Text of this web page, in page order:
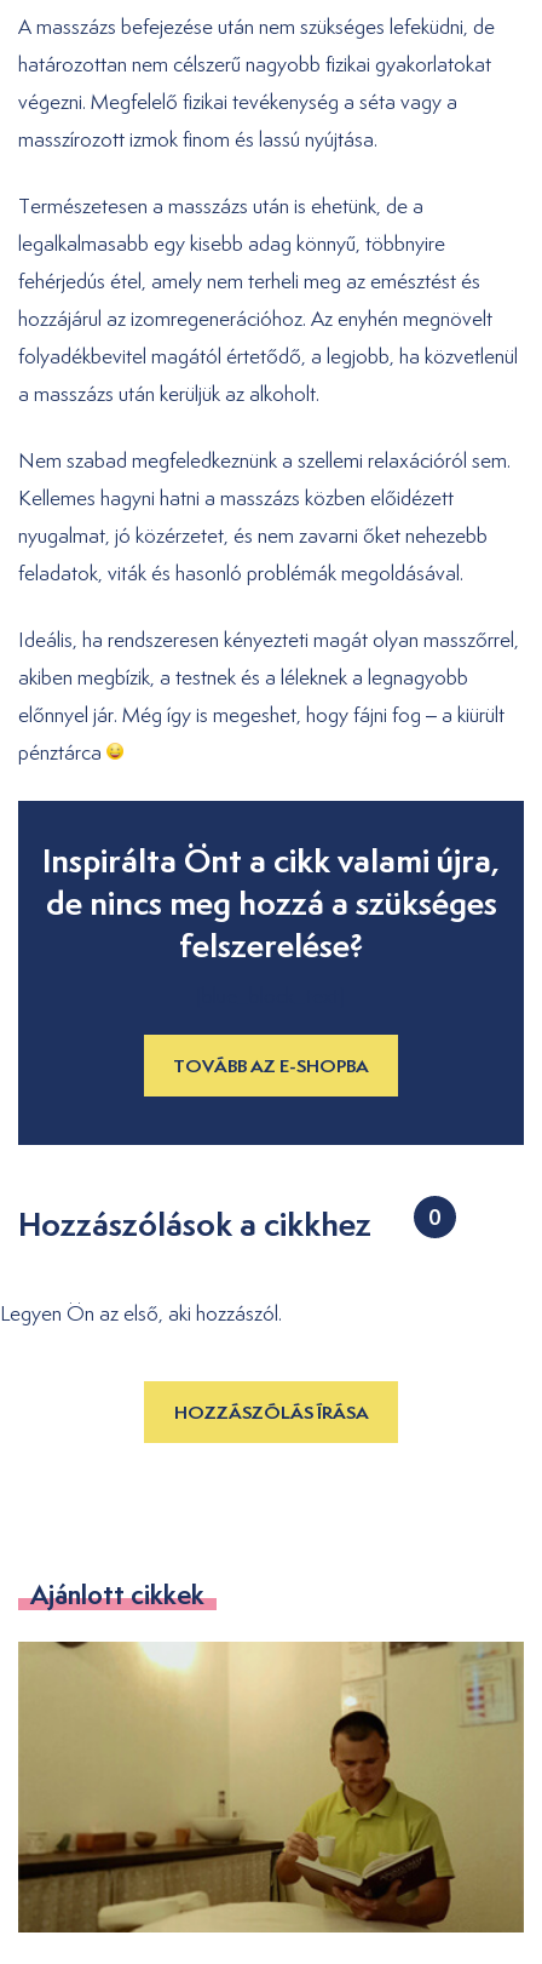
A masszázs befejezése után nem szükséges lefeküdni, de
határozottan nem célszerű nagyobb fizikai gyakorlatokat
végezni. Megfelelő fizikai tevékenység a séta vagy a
masszírozott izmok finom és lassú nyújtása.
Természetesen a masszázs után is ehetünk, de a
legalkalmasabb egy kisebb adag könnyű, többnyire
fehérjedús étel, amely nem terheli meg az emésztést és
hozzájárul az izomregenerációhoz. Az enyhén megnövelt
folyadékbevitel magától értetődő, a legjobb, ha közvetlenül
a masszázs után kerüljük az alkoholt.
Nem szabad megfeledkeznünk a szellemi relaxációról sem.
Kellemes hagyni hatni a masszázs közben előidézett
nyugalmat, jó közérzetet, és nem zavarni őket nehezebb
feladatok, viták és hasonló problémák megoldásával.
Ideális, ha rendszeresen kényezteti magát olyan masszőrrel,
akiben megbízik, a testnek és a léleknek a legnagyobb
előnnyel jár. Még így is megeshet, hogy fájni fog – a kiürült
pénztárca
Inspirálta Önt a cikk valami újra,
de nincs meg hozzá a szükséges
felszerelése?
TOVÁBB AZ E-SHOPBA
Hozzászólások a cikkhez 0
Legyen Ön az első, aki hozzászól.
HOZZÁSZÓLÁS ÍRÁSA
Ajánlott cikkek